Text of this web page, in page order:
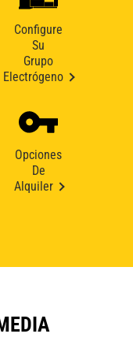
Configure
Su
Grupo
Electrógeno
Opciones
De
Alquiler